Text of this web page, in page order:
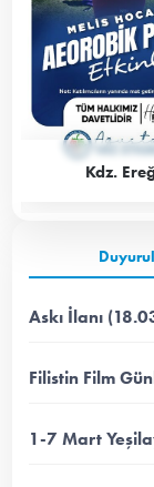
Kdz.
Askı İlanı
Filistin Film
1-7 Mart